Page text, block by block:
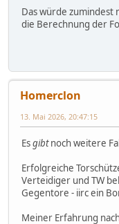
Das würde zumindest
die Berechnung der
Homerclon
13. Mai 2026, 20:47:15
Esgibtnoch weitere
Erfolgreiche
Verteidiger und TW
Gegentore - iirc ein
Meiner Erfahrung